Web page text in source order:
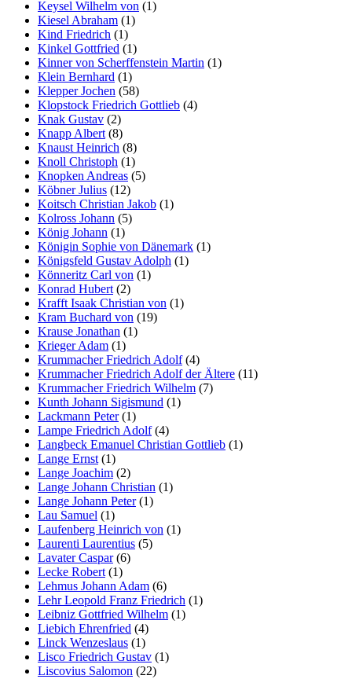
Keysel Wilhelm von (1)
Kiesel Abraham (1)
Kind Friedrich (1)
Kinkel Gottfried (1)
Kinner von Scherffenstein Martin (1)
Klein Bernhard (1)
Klepper Jochen (58)
Klopstock Friedrich Gottlieb (4)
Knak Gustav (2)
Knapp Albert (8)
Knaust Heinrich (8)
Knoll Christoph (1)
Knopken Andreas (5)
Köbner Julius (12)
Koitsch Christian Jakob (1)
Kolross Johann (5)
König Johann (1)
Königin Sophie von Dänemark (1)
Königsfeld Gustav Adolph (1)
Könneritz Carl von (1)
Konrad Hubert (2)
Krafft Isaak Christian von (1)
Kram Buchard von (19)
Krause Jonathan (1)
Krieger Adam (1)
Krummacher Friedrich Adolf(4)
Krummacher Friedrich Adolf der Ältere (11)
Krummacher Friedrich Wilhelm (7)
Kunth Johann Sigismund (1)
Lackmann Peter(1)
Lampe Friedrich Adolf(4)
Langbeck Emanuel Christian Gottlieb (1)
Lange Ernst (1)
Lange Joachim (2)
Lange Johann Christian (1)
Lange Johann Peter(1)
Lau Samuel (1)
Laufenberg Heinrich von (1)
Laurenti Laurentius (5)
Lavater Caspar(6)
Lecke Robert (1)
Lehmus Johann Adam (6)
Lehr Leopold Franz Friedrich (1)
Leibniz Gottfried Wilhelm (1)
Liebich Ehrenfried (4)
Linck Wenzeslaus (1)
Lisco Friedrich Gustav (1)
Liscovius Salomon (22)